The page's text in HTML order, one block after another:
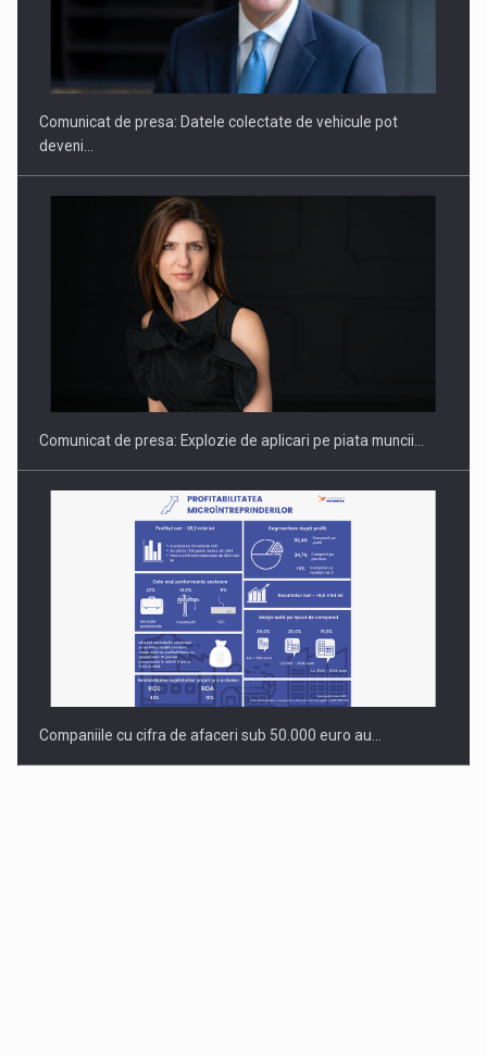
SAPTE PERSONALITATI DIN MEDIUL DE AFACERI, ACADEMIC
Hard Enduro Piatra Craiului 2026, fueled by benzinariile RO…
Comunicat de presa: Datele colectate de vehicule pot
deveni…
Comunicat de presa: Explozie de aplicari pe piata muncii…
Companiile cu cifra de afaceri sub 50.000 euro au…